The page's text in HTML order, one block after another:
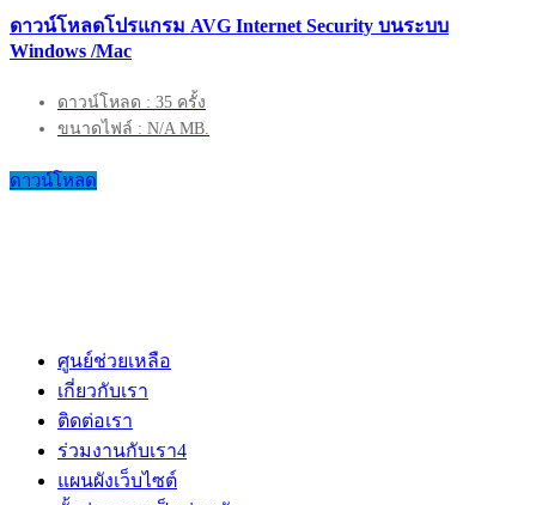
ดาวน์โหลดโปรแกรม AVG Internet Security บนระบบ
Windows /Mac
ดาวน์โหลด : 35 ครั้ง
ขนาดไฟล์ : N/A MB.
ดาวน์โหลด
ศูนย์ช่วยเหลือ
เกี่ยวกับเรา
ติดต่อเรา
ร่วมงานกับเรา4
แผนผังเว็บไซต์